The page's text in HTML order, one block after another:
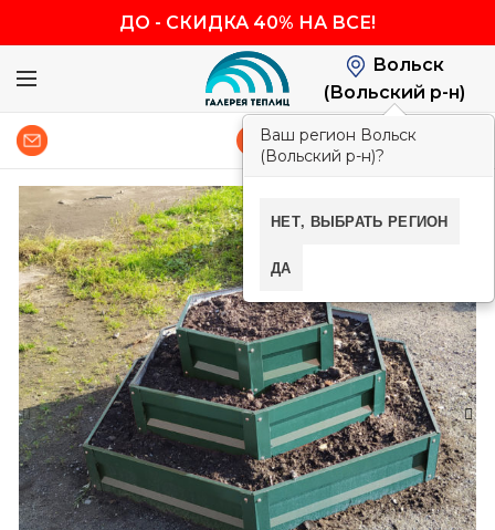
ДО - СКИДКА 40% НА ВСЕ!
Вольск
(Вольский р-н)
Ваш регион Вольск
(Вольский р-н)?
НЕТ, ВЫБРАТЬ РЕГИОН
ДА
8 (800) 600-83-54
-40%